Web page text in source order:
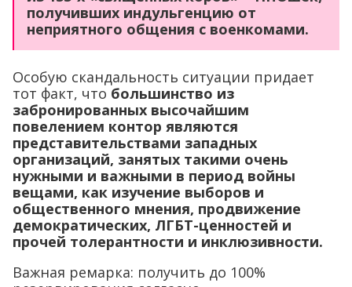
получивших индульгенцию от
неприятного общения с военкомами.
Особую скандальность ситуации придает
тот факт, что большинство из
забронированных высочайшим
повелением контор являются
представительствами западных
организаций, занятых такими очень
нужными и важными в период войны
вещами, как изучение выборов и
общественного мнения, продвижение
демократических, ЛГБТ-ценностей и
прочей толерантности и инклюзивности.
Важная ремарка: получить до 100%